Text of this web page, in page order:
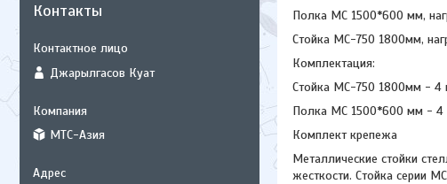
Полка МС 1500*600 мм,
Стойка МС-750 1800мм,
Комплектация:
Стойка МС-750 1800мм - 4
Полка МС 1500*600 мм - 4
Комплект крепежа
Металлические стойки
жесткости. Стойка серии
Контакты
Джарылгасов Куат
МТС-Азия